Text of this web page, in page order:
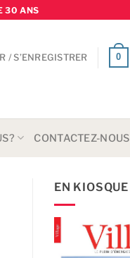
30 ANS
/ S’ENREGISTRER 0
CONTACTEZ-NOUS
EN KIOSQUE